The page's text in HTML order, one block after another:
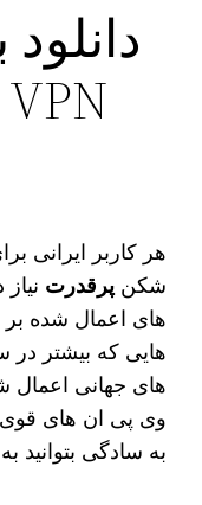
هر کاربر ایرانی
شکنپرقدرت
های اعمال شده
هایی که بیشتر
های جهانی اعمال
وی‌ پی‌ ان‌ های
به سادگی بتوانید